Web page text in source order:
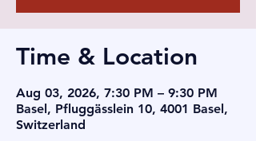
Time & Location
Aug 03, 2026, 7:30 PM – 9:30 PM
Basel, Pfluggässlein 10, 4001 Basel,
Switzerland